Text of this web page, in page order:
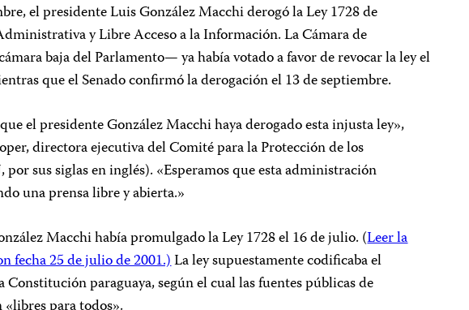
el presidente Luis González Macchi derogó la Ley 1728 de
y Libre Acceso a la Información. La Cámara de
baja del Parlamento— ya había votado a favor de revocar la ley el
que el Senado confirmó la derogación el 13 de septiembre.
el presidente González Macchi haya derogado esta injusta ley»,
directora ejecutiva del Comité para la Protección de los
por sus siglas en inglés). «Esperamos que esta administración
una prensa libre y abierta.»
Macchi había promulgado la Ley 1728 el 16 de julio. (Leer la
fecha 25 de julio de 2001.)La ley supuestamente codificaba el
paraguaya, según el cual las fuentes públicas de